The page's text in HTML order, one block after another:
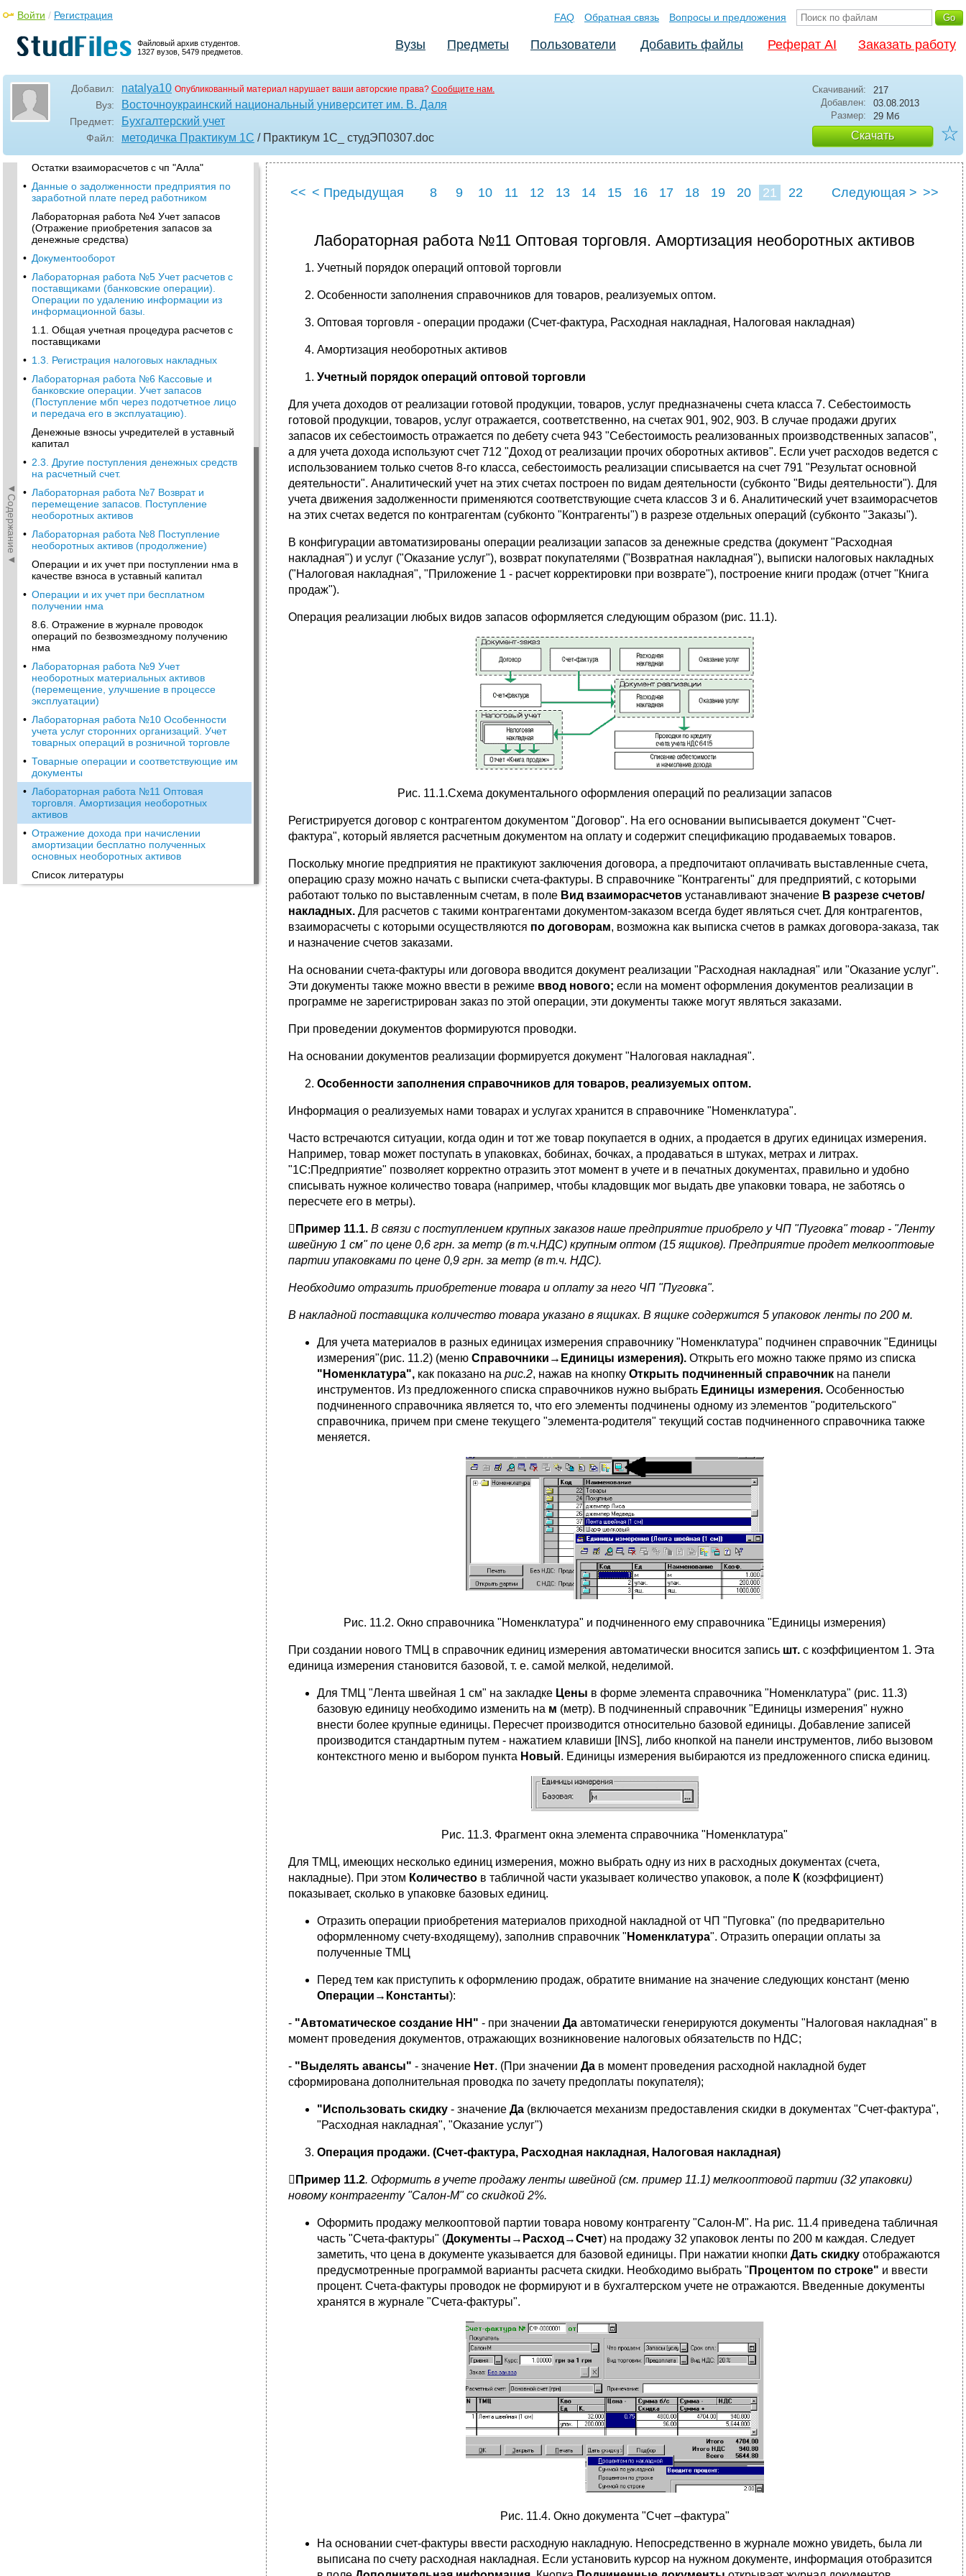
Файловый архив студентов.
1327 вузов, 5479 предметов.
Войти / Регистрация FAQ Обратная связь Вопросы и предложения
Вузы Предметы Пользователи Добавить файлы Реферат AI Заказать работу
Добавил: natalya10 Опубликованный материал нарушает ваши авторские права? Сообщите нам.
Вуз: Восточноукраинский национальный университет им. В. Даля
Предмет: Бухгалтерский учет
Файл: методичка Практикум 1С / Практикум 1С_ студЭП0307.doc
Скачиваний:
217
Добавлен:
03.08.2013
Размер:
29 Мб
Скачать ☆
◄Содержание◄
Отчеты и обработки
• Лабораторная работа №2 Учет расходов на
оплату труда
Исходные данные для заполнения
справочника "Сотрудники"
• Лабораторная работа №3 Переход
действующего предприятия на учет в ксбу
"1с: Предприятие"
Остатки взаиморасчетов с чп "Алла"
• Данные о задолженности предприятия по
заработной плате перед работником
Лабораторная работа №4 Учет запасов
(Отражение приобретения запасов за
денежные средства)
• Документооборот
• Лабораторная работа №5 Учет расчетов с
поставщиками (банковские операции).
Операции по удалению информации из
информационной базы.
1.1. Общая учетная процедура расчетов с
поставщиками
• 1.3. Регистрация налоговых накладных
• Лабораторная работа №6 Кассовые и
банковские операции. Учет запасов
(Поступление мбп через подотчетное лицо
и передача его в эксплуатацию).
Денежные взносы учредителей в уставный
капитал
• 2.3. Другие поступления денежных средств
на расчетный счет.
• Лабораторная работа №7 Возврат и
перемещение запасов. Поступление
необоротных активов
• Лабораторная работа №8 Поступление
необоротных активов (продолжение)
Операции и их учет при поступлении нма в
качестве взноса в уставный капитал
• Операции и их учет при бесплатном
получении нма
8.6. Отражение в журнале проводок
операций по безвозмездному получению
нма
• Лабораторная работа №9 Учет
необоротных материальных активов
(перемещение, улучшение в процессе
эксплуатации)
• Лабораторная работа №10 Особенности
учета услуг сторонних организаций. Учет
товарных операций в розничной торговле
• Товарные операции и соответствующие им
документы
• Лабораторная работа №11 Оптовая
торговля. Амортизация необоротных
активов
• Отражение дохода при начислении
амортизации бесплатно полученных
основных необоротных активов
Список литературы
<< < Предыдущая 8 9 10 11 12 13 14 15 16 17 18 19 20 21 22 Следующая > >>
Лабораторная работа №11 Оптовая торговля. Амортизация необоротных активов
Учетный порядок операций оптовой торговли
Особенности заполнения справочников для товаров, реализуемых оптом.
Оптовая торговля - операции продажи (Счет-фактура, Расходная накладная, Налоговая накладная)
Амортизация необоротных активов
Учетный порядок операций оптовой торговли
Для учета доходов от реализации готовой продукции, товаров, услуг предназначены счета класса 7. Себестоимость
готовой продукции, товаров, услуг отражается, соответственно, на счетах 901, 902, 903. В случае продажи других
запасов их себестоимость отражается по дебету счета 943 "Себестоимость реализованных производственных запасов",
а для учета дохода используют счет 712 "Доход от реализации прочих оборотных активов". Если учет расходов ведется с
использованием только счетов 8-го класса, себестоимость реализации списывается на счет 791 "Результат основной
деятельности". Аналитический учет на этих счетах построен по видам деятельности (субконто "Виды деятельности"). Для
учета движения задолженности применяются соответствующие счета классов 3 и 6. Аналитический учет взаиморасчетов
на этих счетах ведется по контрагентам (субконто "Контрагенты") в разрезе отдельных операций (субконто "Заказы").
В конфигурации автоматизированы операции реализации запасов за денежные средства (документ "Расходная
накладная") и услуг ("Оказание услуг"), возврат покупателями ("Возвратная накладная"), выписки налоговых накладных
("Налоговая накладная", "Приложение 1 - расчет корректировки при возврате"), построение книги продаж (отчет "Книга
продаж").
Операция реализации любых видов запасов оформляется следующим образом (рис. 11.1).
Рис. 11.1.Схема документального оформления операций по реализации запасов
Регистрируется договор с контрагентом документом "Договор". На его основании выписывается документ "Счет-
фактура", который является расчетным документом на оплату и содержит спецификацию продаваемых товаров.
Поскольку многие предприятия не практикуют заключения договора, а предпочитают оплачивать выставленные счета,
операцию сразу можно начать с выписки счета-фактуры. В справочнике "Контрагенты" для предприятий, с которыми
работают только по выставленным счетам, в поле Вид взаиморасчетов устанавливают значение В разрезе счетов/
накладных. Для расчетов с такими контрагентами документом-заказом всегда будет являться счет. Для контрагентов,
взаиморасчеты с которыми осуществляются по договорам, возможна как выписка счетов в рамках договора-заказа, так
и назначение счетов заказами.
На основании счета-фактуры или договора вводится документ реализации "Расходная накладная" или "Оказание услуг".
Эти документы также можно ввести в режиме ввод нового; если на момент оформления документов реализации в
программе не зарегистрирован заказ по этой операции, эти документы также могут являться заказами.
При проведении документов формируются проводки.
На основании документов реализации формируется документ "Налоговая накладная".
Особенности заполнения справочников для товаров, реализуемых оптом.
Информация о реализуемых нами товарах и услугах хранится в справочнике "Номенклатура".
Часто встречаются ситуации, когда один и тот же товар покупается в одних, а продается в других единицах измерения.
Например, товар может поступать в упаковках, бобинах, бочках, а продаваться в штуках, метрах и литрах.
"1С:Предприятие" позволяет корректно отразить этот момент в учете и в печатных документах, правильно и удобно
списывать нужное количество товара (например, чтобы кладовщик мог выдать две упаковки товара, не заботясь о
пересчете его в метры).
 Пример 11.1. В связи с поступлением крупных заказов наше предприятие приобрело у ЧП "Пуговка" товар - "Ленту
швейную 1 см" по цене 0,6 грн. за метр (в т.ч.НДС) крупным оптом (15 ящиков). Предприятие продет мелкооптовые
партии упаковками по цене 0,9 грн. за метр (в т.ч. НДС).
Необходимо отразить приобретение товара и оплату за него ЧП "Пуговка".
В накладной поставщика количество товара указано в ящиках. В ящике содержится 5 упаковок ленты по 200 м.
Для учета материалов в разных единицах измерения справочнику "Номенклатура" подчинен справочник "Единицы
измерения"(рис. 11.2) (меню Справочники→Единицы измерения). Открыть его можно также прямо из списка
"Номенклатура", как показано на рис.2, нажав на кнопку Открыть подчиненный справочник на панели
инструментов. Из предложенного списка справочников нужно выбрать Единицы измерения. Особенностью
подчиненного справочника является то, что его элементы подчинены одному из элементов "родительского"
справочника, причем при смене текущего "элемента-родителя" текущий состав подчиненного справочника также
меняется.
Рис. 11.2. Окно справочника "Номенклатура" и подчиненного ему справочника "Единицы измерения)
При создании нового ТМЦ в справочник единиц измерения автоматически вносится запись шт. с коэффициентом 1. Эта
единица измерения становится базовой, т. е. самой мелкой, неделимой.
Для ТМЦ "Лента швейная 1 см" на закладке Цены в форме элемента справочника "Номенклатура" (рис. 11.3)
базовую единицу необходимо изменить на м (метр). В подчиненный справочник "Единицы измерения" нужно
внести более крупные единицы. Пересчет производится относительно базовой единицы. Добавление записей
производится стандартным путем - нажатием клавиши [INS], либо кнопкой на панели инструментов, либо вызовом
контекстного меню и выбором пункта Новый. Единицы измерения выбираются из предложенного списка единиц.
Рис. 11.3. Фрагмент окна элемента справочника "Номенклатура"
Для ТМЦ, имеющих несколько единиц измерения, можно выбрать одну из них в расходных документах (счета,
накладные). При этом Количество в табличной части указывает количество упаковок, а поле К (коэффициент)
показывает, сколько в упаковке базовых единиц.
Отразить операции приобретения материалов приходной накладной от ЧП "Пуговка" (по предварительно
оформленному счету-входящему), заполнив справочник " Номенклатура". Отразить операции оплаты за
полученные ТМЦ
Перед тем как приступить к оформлению продаж, обратите внимание на значение следующих констант (меню
Операции→Константы):
- "Автоматическое создание НН" - при значении Да автоматически генерируются документы "Налоговая накладная" в
момент проведения документов, отражающих возникновение налоговых обязательств по НДС;
- " Выделять авансы" - значение Нет. (При значении Да в момент проведения расходной накладной будет
сформирована дополнительная проводка по зачету предоплаты покупателя);
"Использовать скидку - значение Да (включается механизм предоставления скидки в документах "Счет-фактура",
"Расходная накладная", "Оказание услуг")
Операция продажи. (Счет-фактура, Расходная накладная, Налоговая накладная)
 Пример 11.2. Оформить в учете продажу ленты швейной (см. пример 11.1) мелкооптовой партии (32 упаковки)
новому контрагенту "Салон-М" со скидкой 2%.
Оформить продажу мелкооптовой партии товара новому контрагенту "Салон-М". На рис. 11.4 приведена табличная
часть "Счета-фактуры" (Документы → Расход→Счет) на продажу 32 упаковок ленты по 200 м каждая. Следует
заметить, что цена в документе указывается для базовой единицы. При нажатии кнопки Дать скидку отображаются
предусмотренные программой варианты расчета скидки. Необходимо выбрать " Процентом по строке" и ввести
процент. Счета-фактуры проводок не формируют и в бухгалтерском учете не отражаются. Введенные документы
хранятся в журнале "Счета-фактуры".
Рис. 11.4. Окно документа "Счет –фактура"
На основании счет-фактуры ввести расходную накладную. Непосредственно в журнале можно увидеть, была ли
выписана по счету расходная накладная. Если установить курсор на нужном документе, информация отобразится